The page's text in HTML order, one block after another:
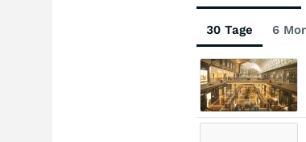
30 Tage 6